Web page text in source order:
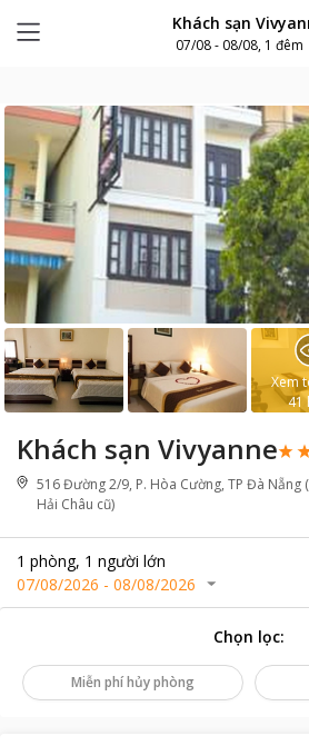
Khách sạn
07/08 - 08/08, 1 đêm
Khách sạn Vivyanne
516 Đường 2/9, P. Hòa Cường, TP Đà Nẵng
Hải Châu cũ)
1 phòng, 1 người lớn
07/08/2026 - 08/08/2026
Xem
41
Chọn lọc:
Miễn phí hủy phòng